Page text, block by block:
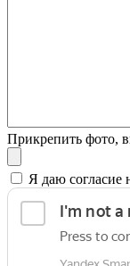
Прикрепить фото,
Я даю согласие